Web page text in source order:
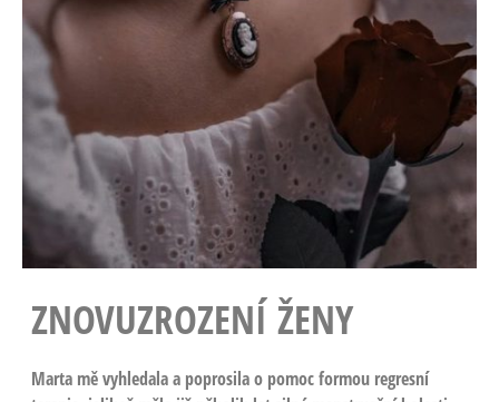
ZNOVUZROZENÍ ŽENY
Marta mě vyhledala a poprosila o pomoc formou regresní